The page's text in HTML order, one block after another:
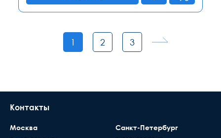
1 2 3
Контакты
Москва Санкт-Петербург